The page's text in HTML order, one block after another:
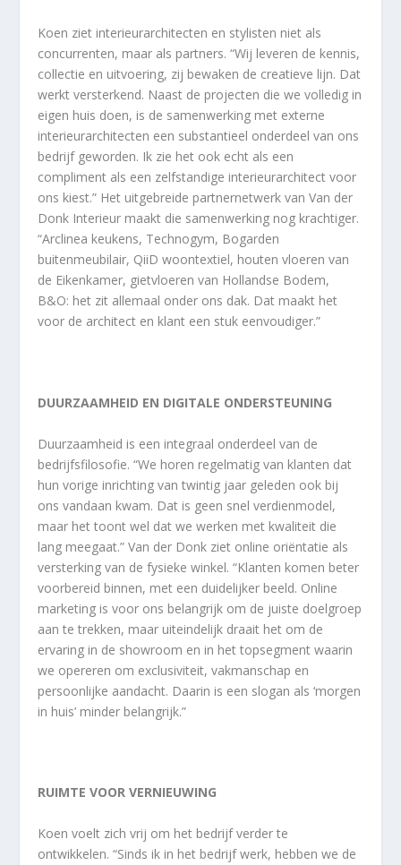
Koen ziet interieurarchitecten en stylisten niet als
concurrenten, maar als partners. “Wij leveren de kennis,
collectie en uitvoering, zij bewaken de creatieve lijn. Dat
werkt versterkend. Naast de projecten die we volledig in
eigen huis doen, is de samenwerking met externe
interieurarchitecten een substantieel onderdeel van ons
bedrijf geworden. Ik zie het ook echt als een
compliment als een zelfstandige interieurarchitect voor
ons kiest.” Het uitgebreide partnernetwerk van Van der
Donk Interieur maakt die samenwerking nog krachtiger.
“Arclinea keukens, Technogym, Bogarden
buitenmeubilair, QiiD woontextiel, houten vloeren van
de Eikenkamer, gietvloeren van Hollandse Bodem,
B&O: het zit allemaal onder ons dak. Dat maakt het
voor de architect en klant een stuk eenvoudiger.”
DUURZAAMHEID EN DIGITALE ONDERSTEUNING
Duurzaamheid is een integraal onderdeel van de
bedrijfsfilosofie. “We horen regelmatig van klanten dat
hun vorige inrichting van twintig jaar geleden ook bij
ons vandaan kwam. Dat is geen snel verdienmodel,
maar het toont wel dat we werken met kwaliteit die
lang meegaat.” Van der Donk ziet online oriëntatie als
versterking van de fysieke winkel. “Klanten komen beter
voorbereid binnen, met een duidelijker beeld. Online
marketing is voor ons belangrijk om de juiste doelgroep
aan te trekken, maar uiteindelijk draait het om de
ervaring in de showroom en in het topsegment waarin
we opereren om exclusiviteit, vakmanschap en
persoonlijke aandacht. Daarin is een slogan als ‘morgen
in huis’ minder belangrijk.”
RUIMTE VOOR VERNIEUWING
Koen voelt zich vrij om het bedrijf verder te
ontwikkelen. “Sinds ik in het bedrijf werk, hebben we de